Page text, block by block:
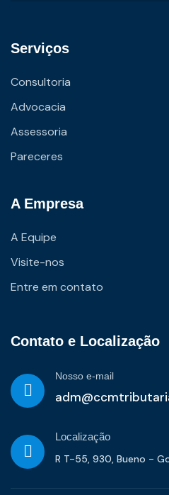
Serviços
Consultoria
Advocacia
Assessoria
Pareceres
A Empresa
A Equipe
Visite-nos
Entre em contato
Contato e Localização
Nosso e-mail
Localização
R T-55, 930, Bueno -